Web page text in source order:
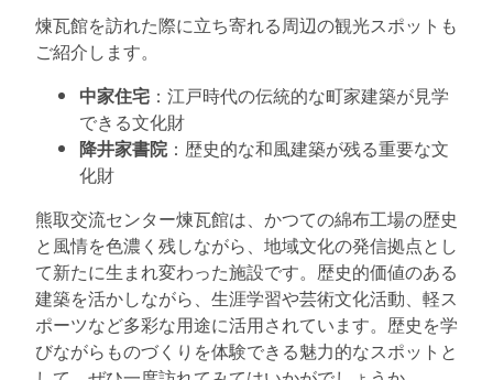
煉瓦館を訪れた際に立ち寄れる周辺の観光スポットも
ご紹介します。
中家住宅 ：江戸時代の伝統的な町家建築が見学
できる文化財
降井家書院：歴史的な和風建築が残る重要な文
化財
熊取交流センター煉瓦館は、かつての綿布工場の歴史
と風情を色濃く残しながら、地域文化の発信拠点とし
て新たに生まれ変わった施設です。歴史的価値のある
建築を活かしながら、生涯学習や芸術文化活動、軽ス
ポーツなど多彩な用途に活用されています。歴史を学
びながらものづくりを体験できる魅力的なスポットと